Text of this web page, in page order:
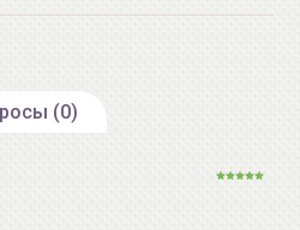
средства для удаления
а утром Вы снова будете
Hectorite,
Iron Oxides(Ci77492),
(0)